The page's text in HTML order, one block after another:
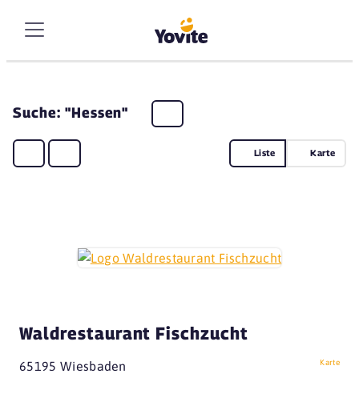
Suche: "Hessen"
Liste Karte
Waldrestaurant Fischzucht
65195 Wiesbaden Karte